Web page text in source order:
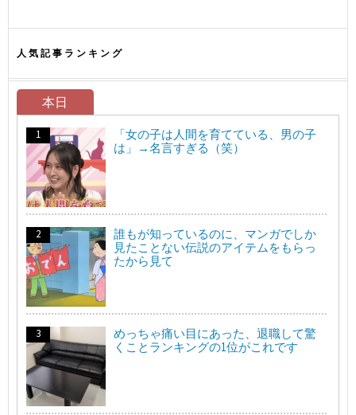
人気記事ランキング
本日
「女の子は人間を育てている、男の子
は」→名言すぎる（笑）
誰もが知っているのに、マンガでしか
見たことない伝説のアイテムをもらっ
たから見て
めっちゃ痛い目にあった、退職して驚
くことランキングの1位がこれです